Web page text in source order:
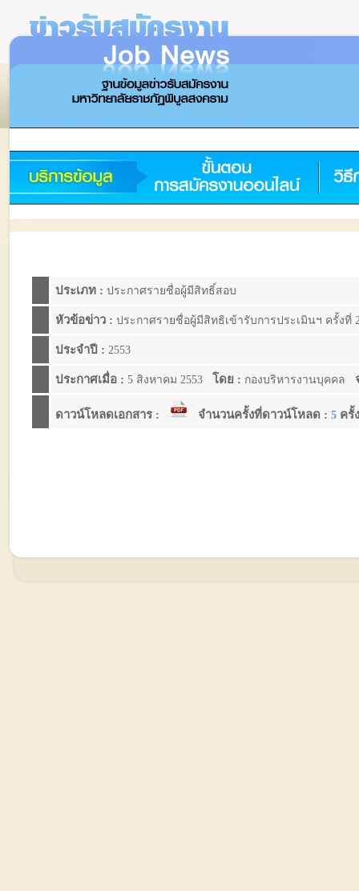
ประเภท : ประกาศรายชื่อผู้มีสิทธิ์สอบ
หัวข้อข่าว : ประกาศรายชื่อผู้มีสิทธิเข้ารับการประเมินฯ ครั้ง
ประจำปี : 2553
ประกาศเมื่อ : 5 สิงหาคม 2553 โดย : กองบริหารงานบุคคล
ดาวน์โหลดเอกสาร : จำนวนครั้งที่ดาวน์โหลด : 5 ครั้ง